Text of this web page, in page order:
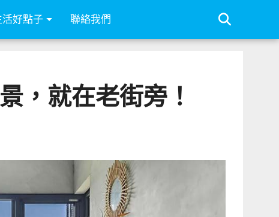
活好點子 聯絡我們
，就在老街旁！